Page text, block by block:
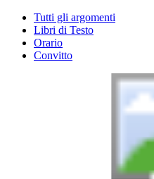
Tutti gli argomenti
Libri di Testo
Orario
Convitto